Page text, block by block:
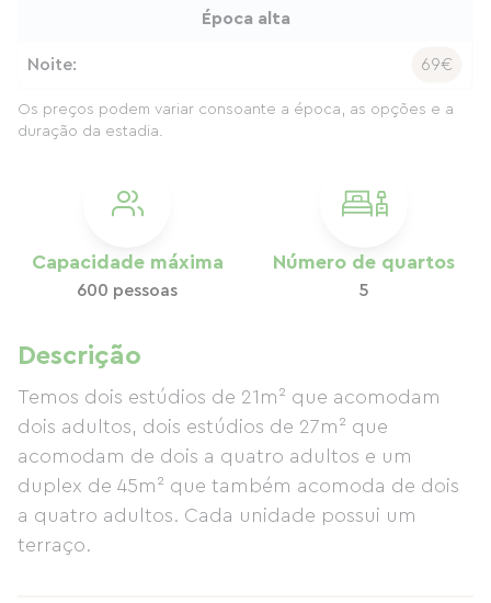
Capacidade máxima
600 pessoas
Número de quartos
5
Descrição
Temos dois estúdios de 21m² que acomodam
dois adultos, dois estúdios de 27m² que
acomodam de dois a quatro adultos e um
duplex de 45m² que também acomoda de dois
a quatro adultos. Cada unidade possui um
terraço.
Época alta
Noite: 69€
Os preços podem variar consoante a época, as opções e a
duração da estadia.